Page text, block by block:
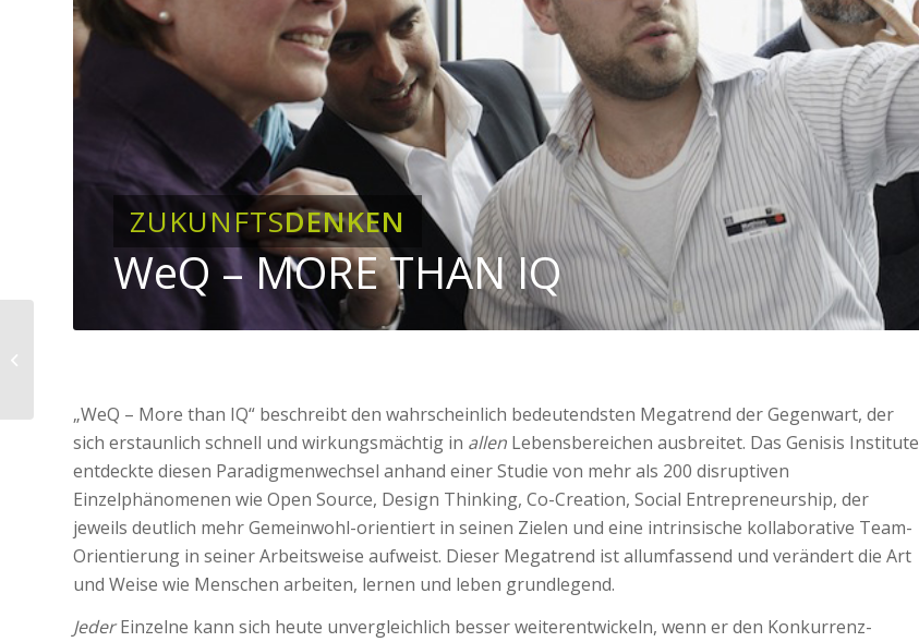
ZUKUNFTSDENKEN
WeQ – MORE THAN IQ
„WeQ – More than IQ“ beschreibt den wahrscheinlich bedeutendsten Megatrend der Gegenwart, der
sich erstaunlich schnell und wirkungsmächtig in allen Lebensbereichen ausbreitet. Das Genisis Institute
entdeckte diesen Paradigmenwechsel anhand einer Studie von mehr als 200 disruptiven
Einzelphänomenen wie Open Source, Design Thinking, Co-Creation, Social Entrepreneurship, der
jeweils deutlich mehr Gemeinwohl-orientiert in seinen Zielen und eine intrinsische kollaborative Team-
Orientierung in seiner Arbeitsweise aufweist. Dieser Megatrend ist allumfassend und verändert die Art
und Weise wie Menschen arbeiten, lernen und leben grundlegend.
JederEinzelne kann sich heute unvergleichlich besser weiterentwickeln, wenn er den Konkurrenz-